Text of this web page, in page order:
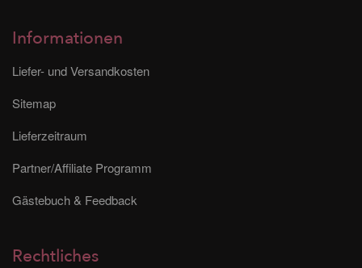
Informationen
Liefer- und Versandkosten
Sitemap
Lieferzeitraum
Partner/Affiliate Programm
Gästebuch & Feedback
Rechtliches